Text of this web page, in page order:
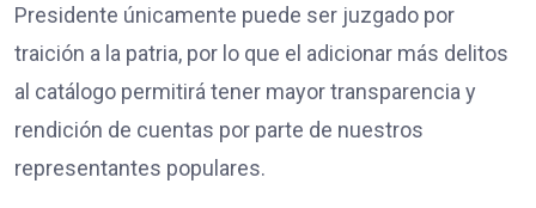
Presidente únicamente puede ser juzgado por
traición a la patria, por lo que el adicionar más delitos
al catálogo permitirá tener mayor transparencia y
rendición de cuentas por parte de nuestros
representantes populares.